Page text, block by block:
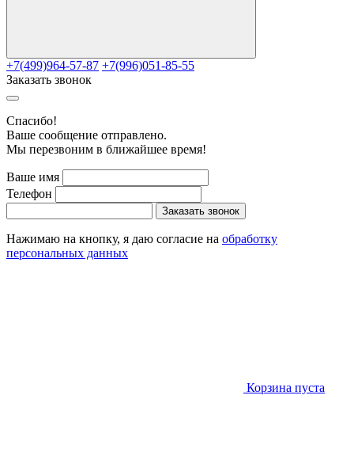
+7(499)964-57-87 +7(996)051-85-55
Заказать звонок
Cпасибо!
Ваше сообщение отправлено.
Мы перезвоним в ближайшее время!
Ваше имя
Телефон
Заказать звонок
Нажимаю на кнопку, я даю согласие на обработку
персональных данных
Корзина пуста